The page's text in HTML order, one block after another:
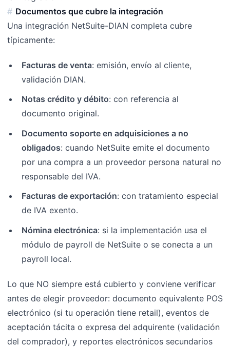
Documentos que cubre la integración
Una integración NetSuite-DIAN completa cubre
típicamente:
Facturas de venta: emisión, envío al cliente,
validación DIAN.
Notas crédito y débito: con referencia al
documento original.
Documento soporte en adquisiciones a no
obligados: cuando NetSuite emite el documento
por una compra a un proveedor persona natural no
responsable del IVA.
Facturas de exportación: con tratamiento especial
de IVA exento.
Nómina electrónica: si la implementación usa el
módulo de payroll de NetSuite o se conecta a un
payroll local.
Lo que NO siempre está cubierto y conviene verificar
antes de elegir proveedor: documento equivalente POS
electrónico (si tu operación tiene retail), eventos de
aceptación tácita o expresa del adquirente (validación
del comprador), y reportes electrónicos secundarios